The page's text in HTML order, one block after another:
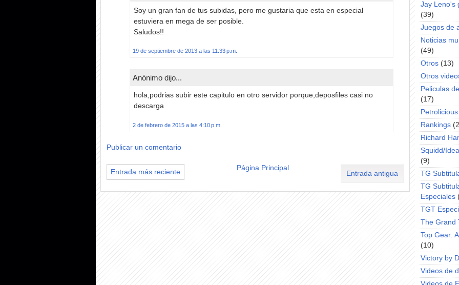
Soy un gran fan de tus subidas, pero me gustaria que esta en especial
estuviera en mega de ser posible.
Saludos!!
19 de septiembre de 2013 a las 11:33 p.m.
Anónimo dijo...
hola,podrias subir este capitulo en otro servidor porque,deposfiles casi no
descarga
2 de febrero de 2015 a las 4:10 p.m.
Publicar un comentario
Entrada más reciente Entrada antigua
Página Principal
Jay Leno's
(39)
Juegos de
Noticias
(49)
Otros (13)
Otros
Peliculas
(17)
Petrolicious
Rankings
Richard
Squidd/
(9)
TG
TG
Especiales
TGT
The Grand
Top Gear:
(10)
Victory by
Videos de